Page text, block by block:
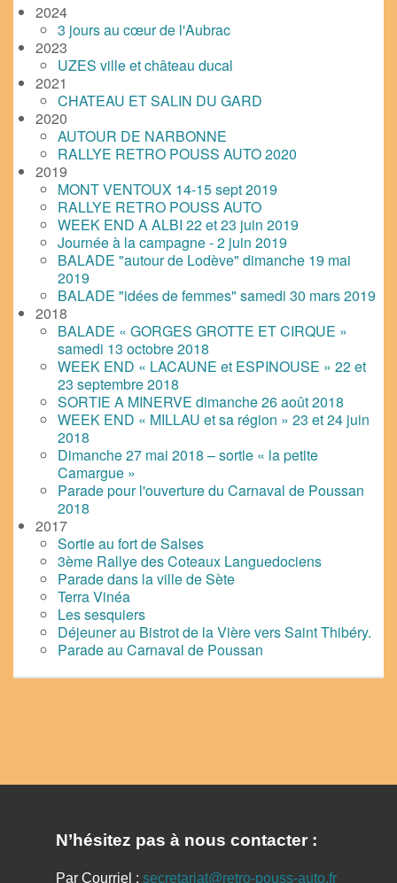
2024
3 jours au cœur de l'Aubrac
2023
UZES ville et château ducal
2021
CHATEAU ET SALIN DU GARD
2020
AUTOUR DE NARBONNE
RALLYE RETRO POUSS AUTO 2020
2019
MONT VENTOUX 14-15 sept 2019
RALLYE RETRO POUSS AUTO
WEEK END A ALBI 22 et 23 juin 2019
Journée à la campagne - 2 juin 2019
BALADE "autour de Lodève" dimanche 19 mai
2019
BALADE "idées de femmes" samedi 30 mars 2019
2018
BALADE « GORGES GROTTE ET CIRQUE »
samedi 13 octobre 2018
WEEK END « LACAUNE et ESPINOUSE » 22 et
23 septembre 2018
SORTIE A MINERVE dimanche 26 août 2018
WEEK END « MILLAU et sa région » 23 et 24 juin
2018
Dimanche 27 mai 2018 – sortie « la petite
Camargue »
Parade pour l'ouverture du Carnaval de Poussan
2018
2017
Sortie au fort de Salses
3ème Rallye des Coteaux Languedociens
Parade dans la ville de Sète
Terra Vinéa
Les sesquiers
Déjeuner au Bistrot de la Vière vers Saint Thibéry.
Parade au Carnaval de Poussan
N’hésitez pas à nous contacter :
Par Courriel : secretariat@retro-pouss-auto.fr